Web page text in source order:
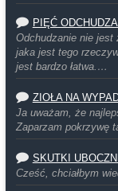
PIĘĆ
Odchudzanie nie jest
jaka jest tego
jest bardzo łatwa.…
ZIOŁA NA
Ja uważam, że
Zaparzam pokrzywę
SKUTKI
Cześć, chciałbym